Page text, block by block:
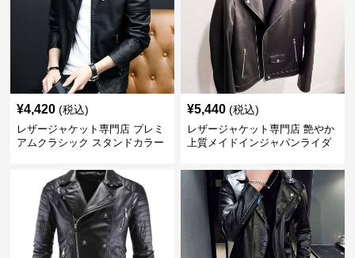
¥4,420 (税込)
レザージャケット専門店 プレミ
アムクラシック スタンドカラー
¥5,440 (税込)
レザージャケット専門店 艶やか
上質メイドインジャパンライダ